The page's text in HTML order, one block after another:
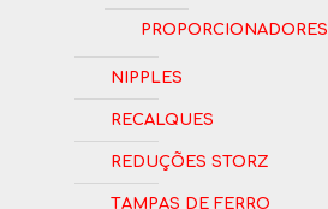
Proporcionadores
Nipples
Recalques
Reduções Storz
Tampas de Ferro